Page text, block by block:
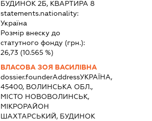
БУДИНОК 2Б, КВАРТИРА 8
statements.nationality:
Україна
Розмір внеску до
статутного фонду (грн.):
26,73(10.565 %)
ВЛАСОВА ЗОЯ ВАСИЛІВНА
dossier.founderAddressУКРАЇНА,
45400, ВОЛИНСЬКА ОБЛ.,
МІСТО НОВОВОЛИНСЬК,
МІКРОРАЙОН
ШАХТАРСЬКИЙ, БУДИНОК